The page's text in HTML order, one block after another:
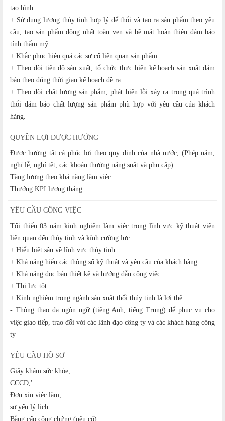
tạo hình.
+ Sử dụng lượng thủy tinh hợp lý để thổi và tạo ra sản phẩm theo yêu
cầu, tạo sản phẩm đồng nhất toàn vẹn và bề mặt hoàn thiện đảm bảo
tính thẩm mỹ
+ Khắc phục hiệu quả các sự cố liên quan sản phẩm.
+ Theo dõi tiến độ sản xuất, tổ chức thực hiện kế hoạch sản xuất đảm
bảo theo đúng thời gian kế hoạch đề ra.
+ Theo dõi chất lượng sản phẩm, phát hiện lỗi xảy ra trong quá trình
thổi đảm bảo chất lượng sản phẩm phù hợp với yêu cầu của khách
hàng.
QUYỀN LỢI ĐƯỢC HƯỞNG
Được hưởng tất cả phúc lợi theo quy định của nhà nước, (Phép năm,
nghỉ lễ, nghỉ tết, các khoản thưởng năng suất và phụ cấp)
Tăng lương theo khả năng làm việc.
Thưởng KPI lương tháng.
YÊU CẦU CÔNG VIỆC
Tối thiểu 03 năm kinh nghiệm làm việc trong lĩnh vực kỹ thuật viên
liên quan đến thủy tinh và kính cường lực.
+ Hiểu biết sâu về lĩnh vực thủy tinh.
+ Khả năng hiểu các thông số kỹ thuật và yêu cầu của khách hàng
+ Khả năng đọc bản thiết kế và hướng dẫn công việc
+ Thị lực tốt
+ Kinh nghiệm trong ngành sản xuất thổi thủy tinh là lợi thế
- Thông thạo đa ngôn ngữ (tiếng Anh, tiếng Trung) để phục vụ cho
việc giao tiếp, trao đổi với các lãnh đạo công ty và các khách hàng công
ty
YÊU CẦU HỒ SƠ
Giấy khám sức khỏe,
CCCD,'
Đơn xin việc làm,
sơ yếu lý lịch
Bằng cấp công chứng (nếu có)